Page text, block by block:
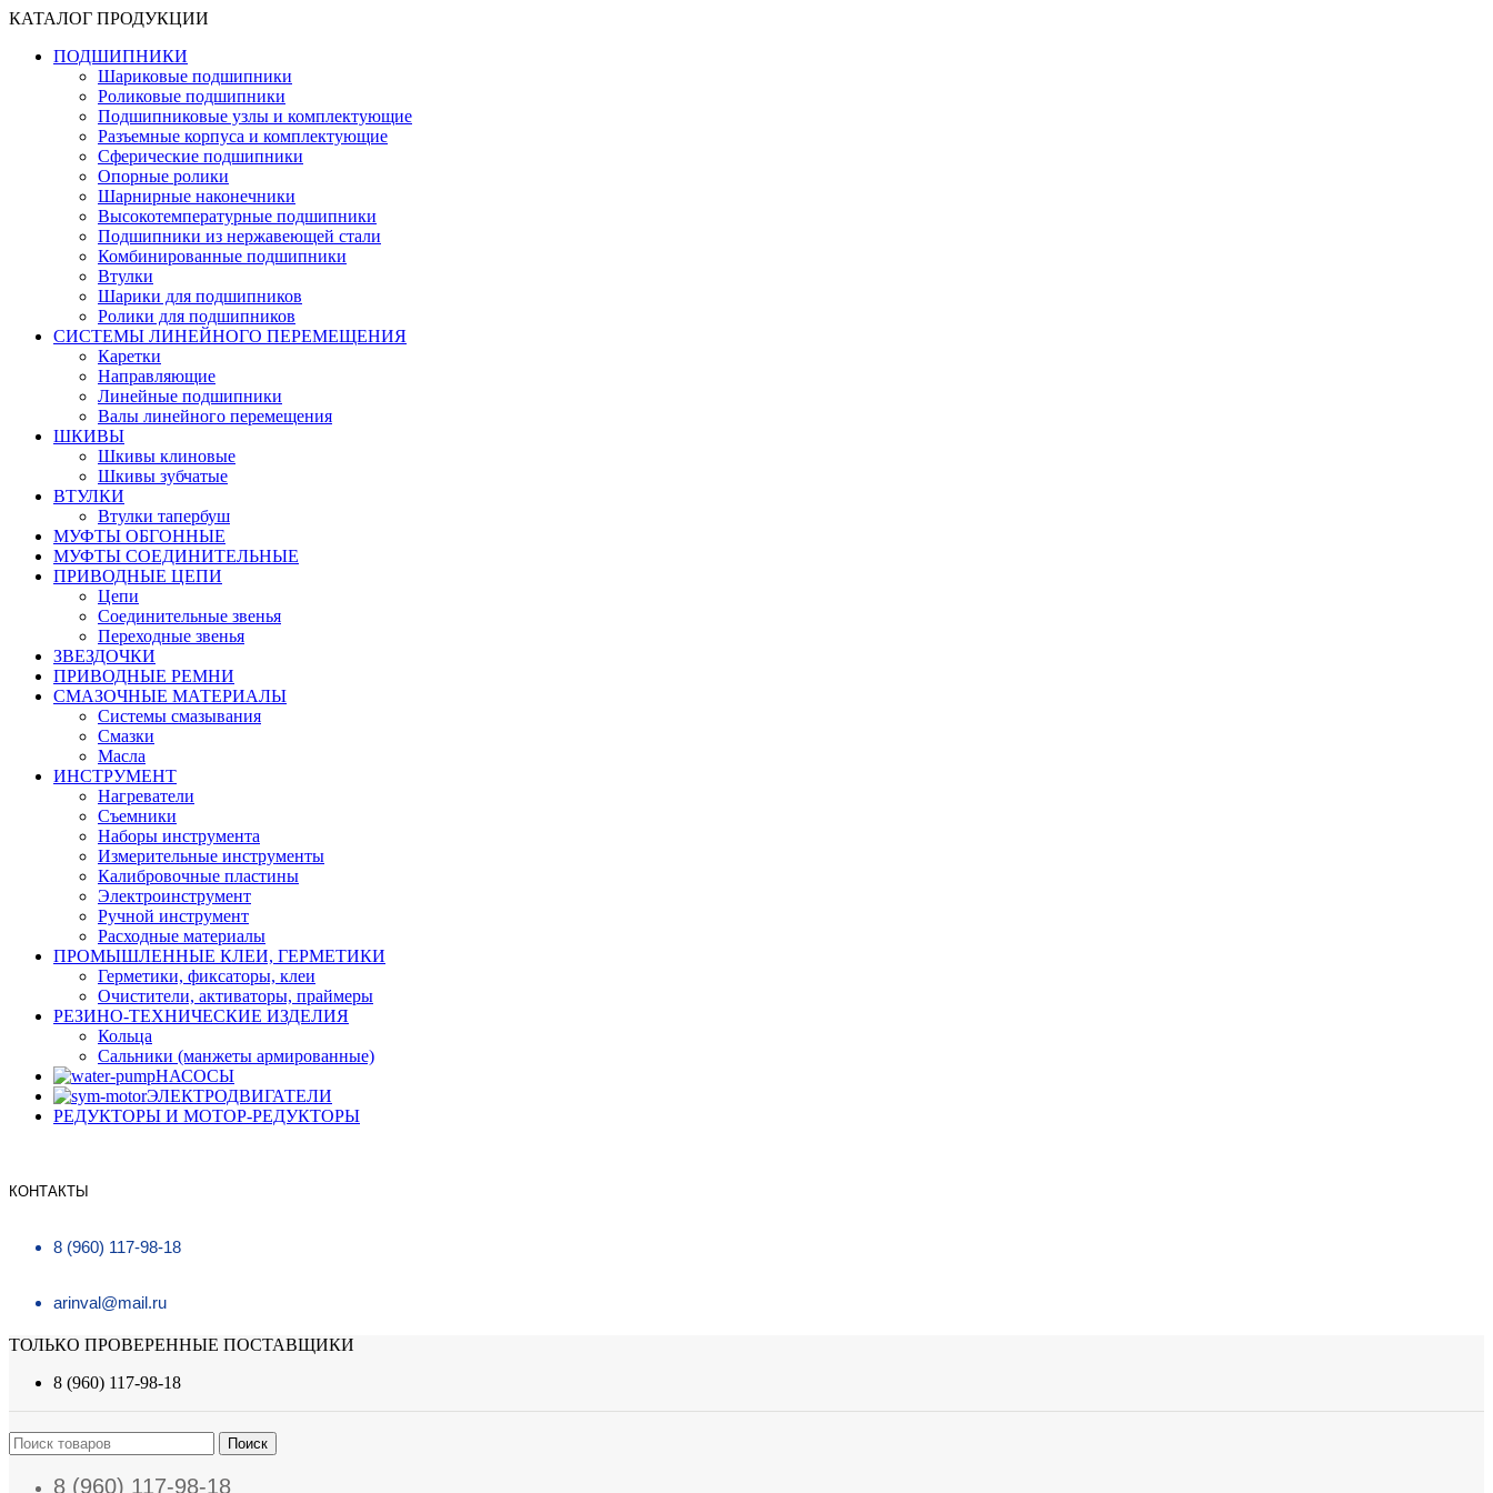
КАТАЛОГ ПРОДУКЦИИ
ПОДШИПНИКИ
Шариковые подшипники
Роликовые подшипники
Подшипниковые узлы и комплектующие
Разъемные корпуса и комплектующие
Сферические подшипники
Опорные ролики
Шарнирные наконечники
Высокотемпературные подшипники
Подшипники из нержавеющей стали
Комбинированные подшипники
Втулки
Шарики для подшипников
Ролики для подшипников
СИСТЕМЫ ЛИНЕЙНОГО ПЕРЕМЕЩЕНИЯ
Каретки
Направляющие
Линейные подшипники
Валы линейного перемещения
ШКИВЫ
Шкивы клиновые
Шкивы зубчатые
ВТУЛКИ
Втулки тапербуш
МУФТЫ ОБГОННЫЕ
МУФТЫ СОЕДИНИТЕЛЬНЫЕ
ПРИВОДНЫЕ ЦЕПИ
Цепи
Соединительные звенья
Переходные звенья
ЗВЕЗДОЧКИ
ПРИВОДНЫЕ РЕМНИ
СМАЗОЧНЫЕ МАТЕРИАЛЫ
Системы смазывания
Смазки
Масла
ИНСТРУМЕНТ
Нагреватели
Съемники
Наборы инструмента
Измерительные инструменты
Калибровочные пластины
Электроинструмент
Ручной инструмент
Расходные материалы
ПРОМЫШЛЕННЫЕ КЛЕИ, ГЕРМЕТИКИ
Герметики, фиксаторы, клеи
Очистители, активаторы, праймеры
РЕЗИНО-ТЕХНИЧЕСКИЕ ИЗДЕЛИЯ
Кольца
Сальники (манжеты армированные)
НАСОСЫ
ЭЛЕКТРОДВИГАТЕЛИ
РЕДУКТОРЫ И МОТОР-РЕДУКТОРЫ
КОНТАКТЫ
8 (960) 117-98-18
arinval@mail.ru
ТОЛЬКО ПРОВЕРЕННЫЕ ПОСТАВЩИКИ
8 (960) 117-98-18
Поиск
8 (960) 117-98-18